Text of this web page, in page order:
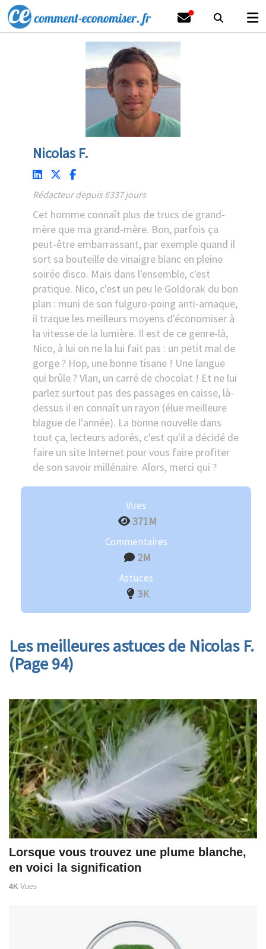
Nicolas F.
Rédacteur depuis 6337 jours
Cet homme connaît plus de trucs de grand-
mère que ma grand-mère. Bon, parfois ça
peut-être embarrassant, par exemple quand il
sort sa bouteille de vinaigre blanc en pleine
soirée disco. Mais dans l'ensemble, c'est
pratique. Nico, c'est un peu le Goldorak du bon
plan : muni de son fulguro-poing anti-arnaque,
il traque les meilleurs moyens d'économiser à
la vitesse de la lumière. Il est de ce genre-là,
Nico, à lui on ne la lui fait pas : un petit mal de
gorge ? Hop, une bonne tisane ! Une langue
qui brûle ? Vlan, un carré de chocolat ! Et ne lui
parlez surtout pas des passages en caisse, là-
dessus il en connaît un rayon (élue meilleure
blague de l'année). La bonne nouvelle dans
tout ça, lecteurs adorés, c'est qu'il a décidé de
faire un site Internet pour vous faire profiter
de son savoir millénaire. Alors, merci qui ?
Vues
371M
Commentaires
2M
Astuces
3K
Les meilleures astuces de Nicolas F.
(Page 94)
Lorsque vous trouvez une plume blanche,
en voici la signification
4K Vues